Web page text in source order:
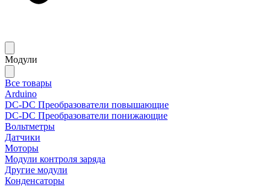
Модули
Все товары
Arduino
DC-DC Преобразователи повышающие
DC-DC Преобразователи понижающие
Вольтметры
Датчики
Моторы
Модули контроля заряда
Другие модули
Конденсаторы